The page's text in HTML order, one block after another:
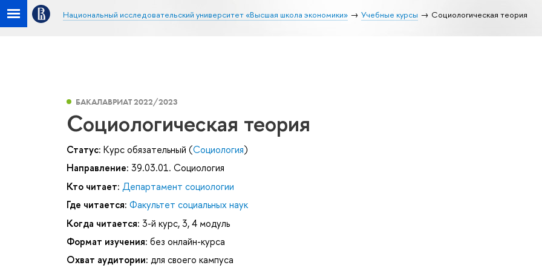
Национальный исследовательский университет «Высшая школа экономики» Учебные курсы Социологическая теория
БАКАЛАВРИАТ 2022/2023
Социологическая теория
Статус: Курс обязательный (Социология)
Направление: 39.03.01. Социология
Кто читает: Департамент социологии
Где читается: Факультет социальных наук
Когда читается: 3-й курс, 3, 4 модуль
Формат изучения: без онлайн-курса
Охват аудитории: для своего кампуса